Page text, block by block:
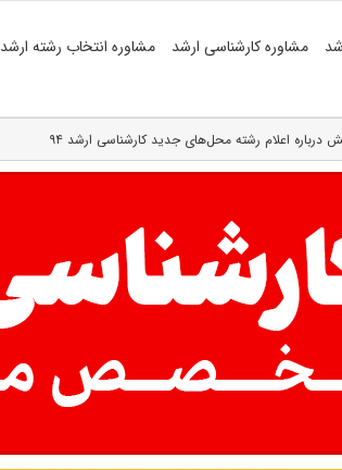
مشاوره کارشناسی ارشد مشاوره انتخاب رشته ارشد
درباره اعلام‌ رشته‌ محل‌های جدید کارشناسی ارشد ۹۴